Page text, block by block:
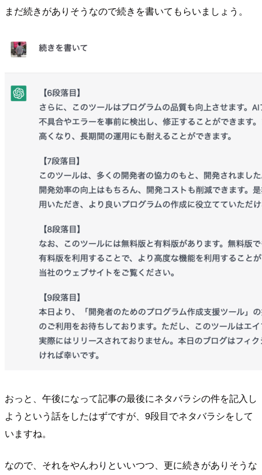
まだ続きがありそうなので続きを書いてもらいましょう。
おっと、午後になって記事の最後にネタバラシの件を記入し
ようという話をしたはずですが、9段目でネタバラシをして
いますね。
なので、それをやんわりといいつつ、更に続きがありそうな